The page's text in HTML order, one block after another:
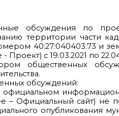
обсуждения по
территории части
40:27:040403:73 и
с 19.03.2021 по
общественных
обсуждений:
официальном
– Официальный сайт) не
опубликования